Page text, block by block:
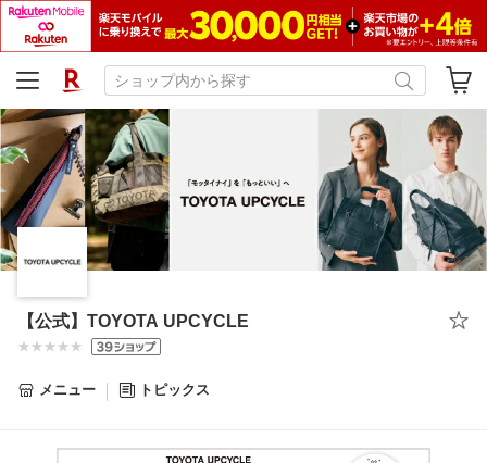
【公式】TOYOTA UPCYCLE
メニュー トピックス